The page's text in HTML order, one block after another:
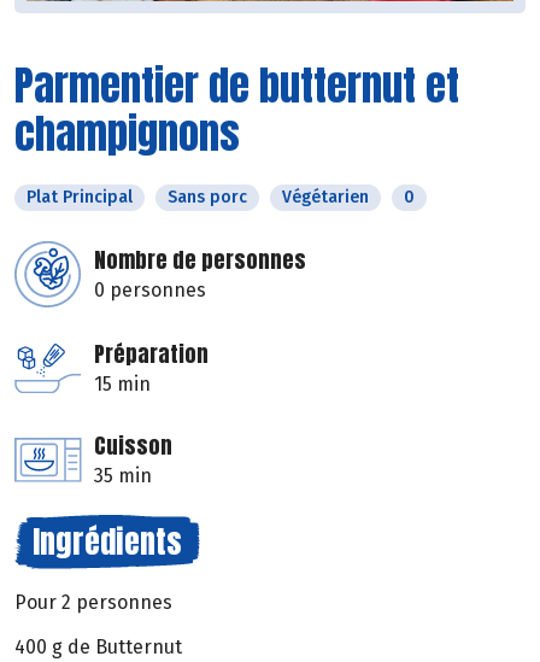
Parmentier de butternut et
champignons
Plat Principal Sans porc Végétarien 0
Nombre de personnes
0 personnes
Préparation
15 min
Cuisson
35 min
Ingrédients
Pour 2 personnes
400 g de Butternut